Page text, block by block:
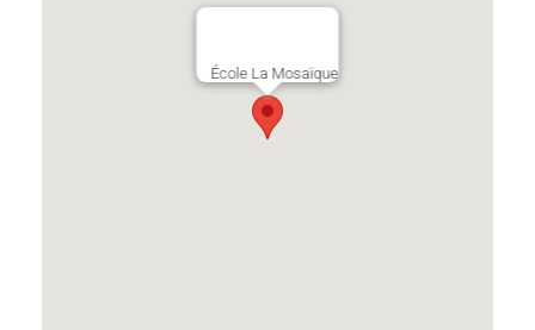
École La Mosaïque